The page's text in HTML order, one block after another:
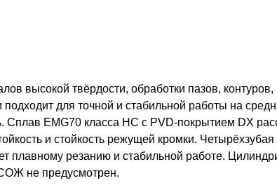
высокой твёрдости, обработки пазов,
для точной и стабильной работы на
EMG70 класса HC с PVD-покрытием DX
и стойкость режущей кромки.
плавному резанию и стабильной работе.
не предусмотрен.